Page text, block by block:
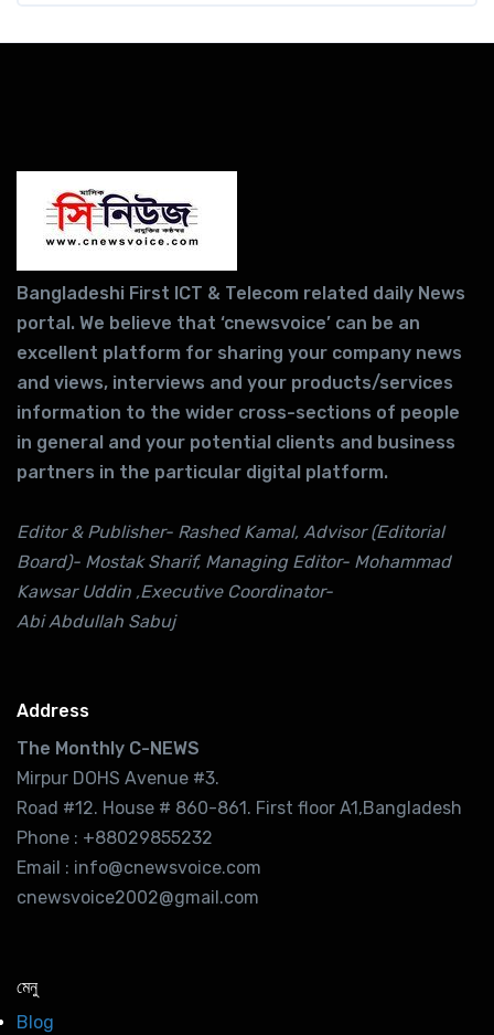
Bangladeshi First ICT & Telecom related daily News
portal. We believe that ‘cnewsvoice’ can be an
excellent platform for sharing your company news
and views, interviews and your products/services
information to the wider cross-sections of people
in general and your potential clients and business
partners in the particular digital platform.
Editor & Publisher- Rashed Kamal, Advisor (Editorial
Board)- Mostak Sharif, Managing Editor- Mohammad
Kawsar Uddin ,Executive Coordinator-
Abi Abdullah Sabuj
Address
The Monthly C-NEWS
Mirpur DOHS Avenue #3.
Road #12. House # 860-861. First floor A1,Bangladesh
Phone : +88029855232
Email : info@cnewsvoice.com
cnewsvoice2002@gmail.com
মেনু
Blog